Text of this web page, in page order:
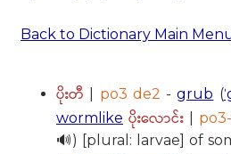
Back to Dictionary Main
ပိုးတီ po3 de2 -grub (
wormlike ပိုးလောင်း
🔊) [plural: larvae] of